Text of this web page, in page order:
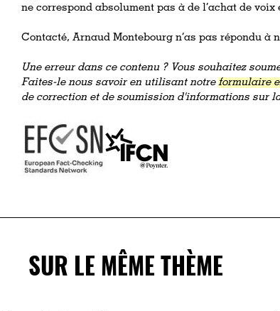
ne correspond absolument pas à de l’achat de voix
Contacté, Arnaud Montebourg n’as pas répondu à
Une erreur dans ce contenu ? Vous souhaitez
Faites-le nous savoir en utilisant notreformulaire
de correction et de soumission d'informations sur
SUR LE MÊME THÈME